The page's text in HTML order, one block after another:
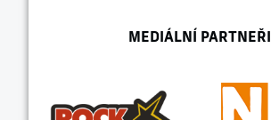
MEDIÁLNÍ PARTNEŘI